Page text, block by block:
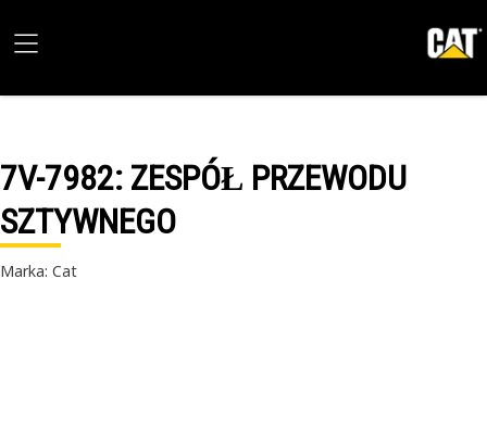
7V-7982: ZESPÓŁ PRZEWODU
SZTYWNEGO
Marka: Cat